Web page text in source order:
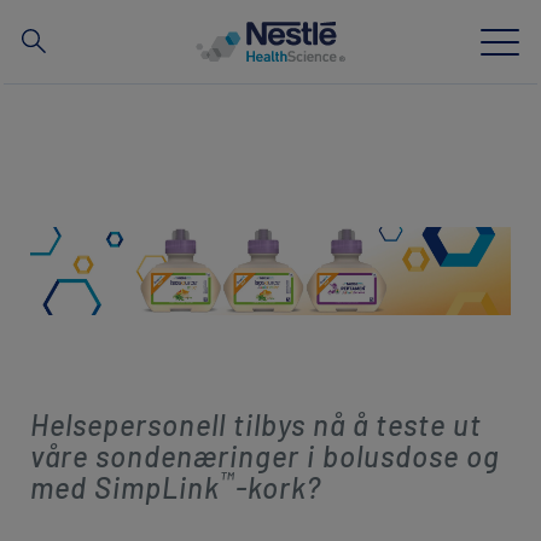
Varemerker
Om oss
Materiell og hjelpemidler for helsepersonell
NConnect
Helsepersonell tilbys nå å teste ut
våre sondenæringer i bolusdose og
med SimpLink™-kork?​